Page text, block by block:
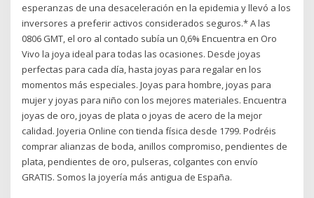
esperanzas de una desaceleración en la epidemia y llevó a los
inversores a preferir activos considerados seguros.* A las
0806 GMT, el oro al contado subía un 0,6% Encuentra en Oro
Vivo la joya ideal para todas las ocasiones. Desde joyas
perfectas para cada día, hasta joyas para regalar en los
momentos más especiales. Joyas para hombre, joyas para
mujer y joyas para niño con los mejores materiales. Encuentra
joyas de oro, joyas de plata o joyas de acero de la mejor
calidad. Joyeria Online con tienda física desde 1799. Podréis
comprar alianzas de boda, anillos compromiso, pendientes de
plata, pendientes de oro, pulseras, colgantes con envío
GRATIS. Somos la joyería más antigua de España.